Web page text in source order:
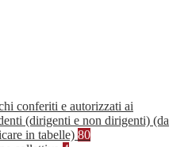
conferiti e autorizzati ai
(dirigenti e non dirigenti) (da
in tabelle) 80